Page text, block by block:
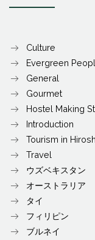
Culture
Evergreen
General
Gourmet
Hostel Making
Introduction
Tourism in
Travel
ウズベキスタン
オーストラリア
タイ
フィリピン
ブルネイ